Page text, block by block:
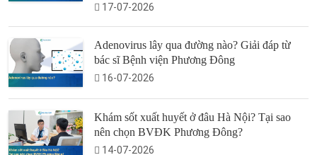
17-07-2026
Adenovirus lây qua đường nào? Giải đáp từ
bác sĩ Bệnh viện Phương Đông
16-07-2026
Khám sốt xuất huyết ở đâu Hà Nội? Tại sao
nên chọn BVĐK Phương Đông?
14-07-2026